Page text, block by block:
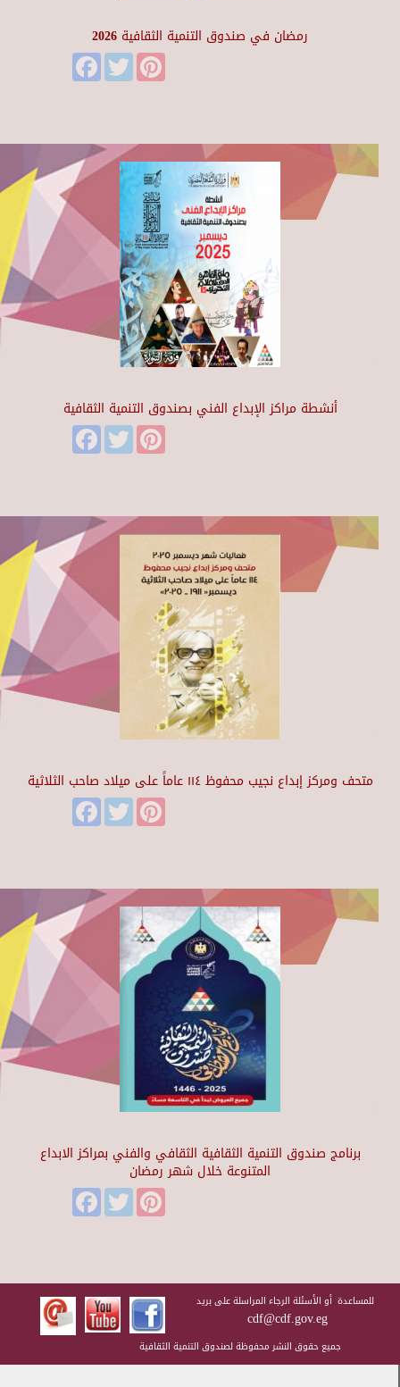
رمضان في صندوق التنمية الثقافية 2026
FacebookTwitter
أنشطة مراكز الإبداع الفني بصندوق التنمية الثقافية
FacebookTwitter
متحف ومركز إبداع نجيب محفوظ ١١٤ عاماً على ميلاد صاحب الثلاثية
FacebookTwitter
برنامج صندوق التنمية الثقافية الثقافي والفني بمراكز الابداع
المتنوعة خلال شهر رمضان
FacebookTwitter
للمساعدة أو الأسئلة الرجاء المراسلة على بريد
cdf@cdf.gov.eg
جميع حقوق النشر محفوظة لصندوق التنمية الثقافية